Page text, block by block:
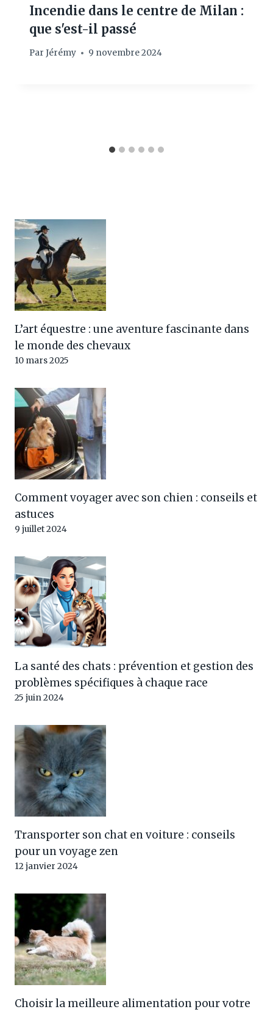
Incendie dans le centre de Milan :
que s'est-il passé
Par Jérémy 9 novembre 2024
L’art équestre : une aventure fascinante dans
le monde des chevaux
10 mars 2025
Comment voyager avec son chien : conseils et
astuces
9 juillet 2024
La santé des chats : prévention et gestion des
problèmes spécifiques à chaque race
25 juin 2024
Transporter son chat en voiture : conseils
pour un voyage zen
12 janvier 2024
Choisir la meilleure alimentation pour votre